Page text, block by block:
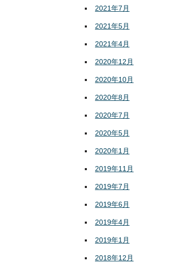
2021年7月
2021年5月
2021年4月
2020年12月
2020年10月
2020年8月
2020年7月
2020年5月
2020年1月
2019年11月
2019年7月
2019年6月
2019年4月
2019年1月
2018年12月